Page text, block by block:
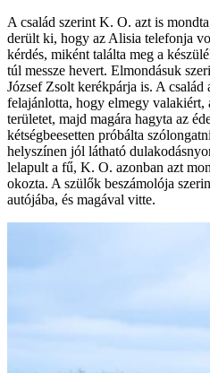
A család szerint K. O. azt is
derült ki, hogy az Alisia telefonja
kérdés, miként találta meg a
túl messze hevert. Elmondásuk
József Zsolt kerékpárja is. A
felajánlotta, hogy elmegy valakiért,
területet, majd magára hagyta az
kétségbeesetten próbálta
helyszínen jól látható
lelapult a fű, K. O. azonban azt
okozta. A szülők beszámolója
autójába, és magával vitte.